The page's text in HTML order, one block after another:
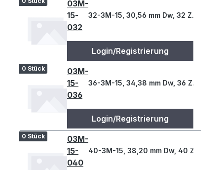
03M-
15-
032
32-3M-15, 30,56 mm Dw, 32 Z., 3 T
Login/Registrierung
0 Stück
03M-
15-
036
36-3M-15, 34,38 mm Dw, 36 Z., 3 T
Login/Registrierung
0 Stück
03M-
15-
040
40-3M-15, 38,20 mm Dw, 40 Z., 3 T